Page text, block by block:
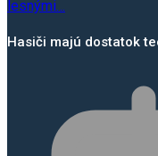
Hasiči majú dostatok